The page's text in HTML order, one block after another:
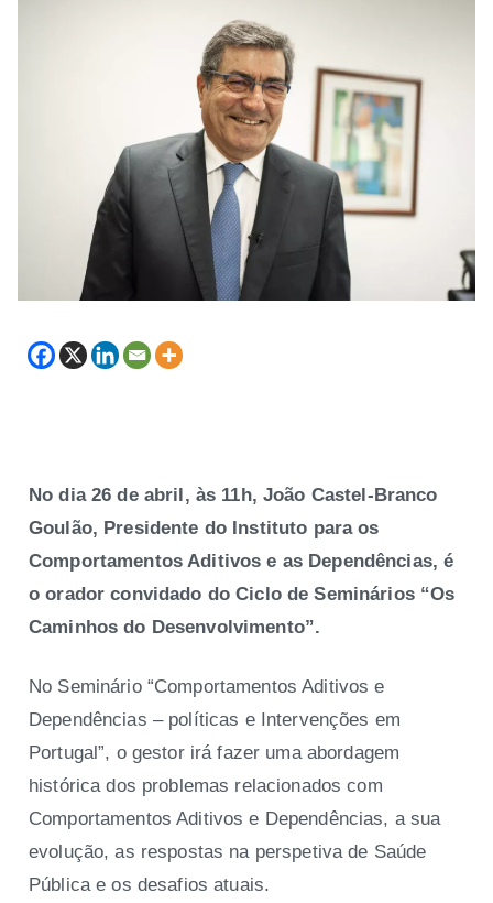
No dia 26 de abril, às 11h, João Castel-Branco
Goulão, Presidente do Instituto para os
Comportamentos Aditivos e as Dependências, é
o orador convidado do Ciclo de Seminários “Os
Caminhos do Desenvolvimento”.
No Seminário “Comportamentos Aditivos e
Dependências – políticas e Intervenções em
Portugal”, o gestor irá fazer uma abordagem
histórica dos problemas relacionados com
Comportamentos Aditivos e Dependências, a sua
evolução, as respostas na perspetiva de Saúde
Pública e os desafios atuais.